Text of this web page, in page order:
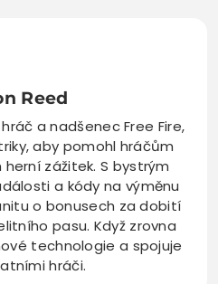
Reed
a nadšenec Free Fire,
aby pomohl hráčům
zážitek. S bystrým
a kódy na výměnu
o bonusech za dobití
pasu. Když zrovna
technologie a spojuje
hráči.